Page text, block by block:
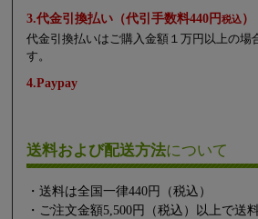
3.代金引換払い（代引手数料440円税込）
代金引換払いはご購入金額１万円以上の場
す。
4.Paypay
送料および配送方法について
・送料は全国一律440円（税込）
・ご注文金額5,500円（税込）以上で送